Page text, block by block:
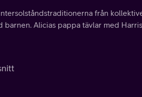
från
Alicias pappa tävlar med